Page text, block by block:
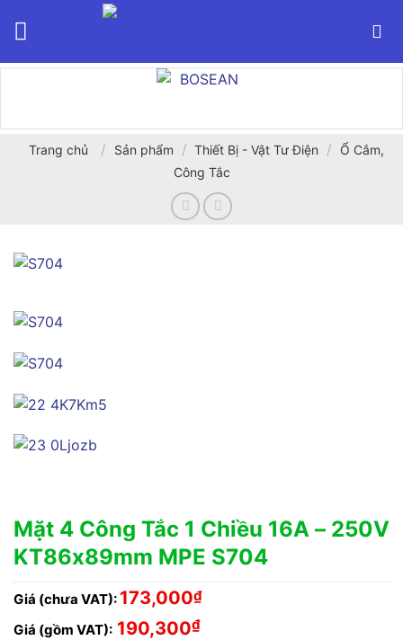
Trang chủ / Sản phẩm / Thiết Bị - Vật Tư Điện /
Ổ Cắm,
Công Tắc
Mặt 4 Công Tắc 1 Chiều 16A – 250V
KT86x89mm MPE S704
Giá (chưa VAT): 173,000₫
Giá (gồm VAT): 190,300₫